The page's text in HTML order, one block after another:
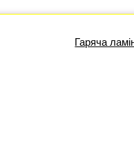
Гаряча